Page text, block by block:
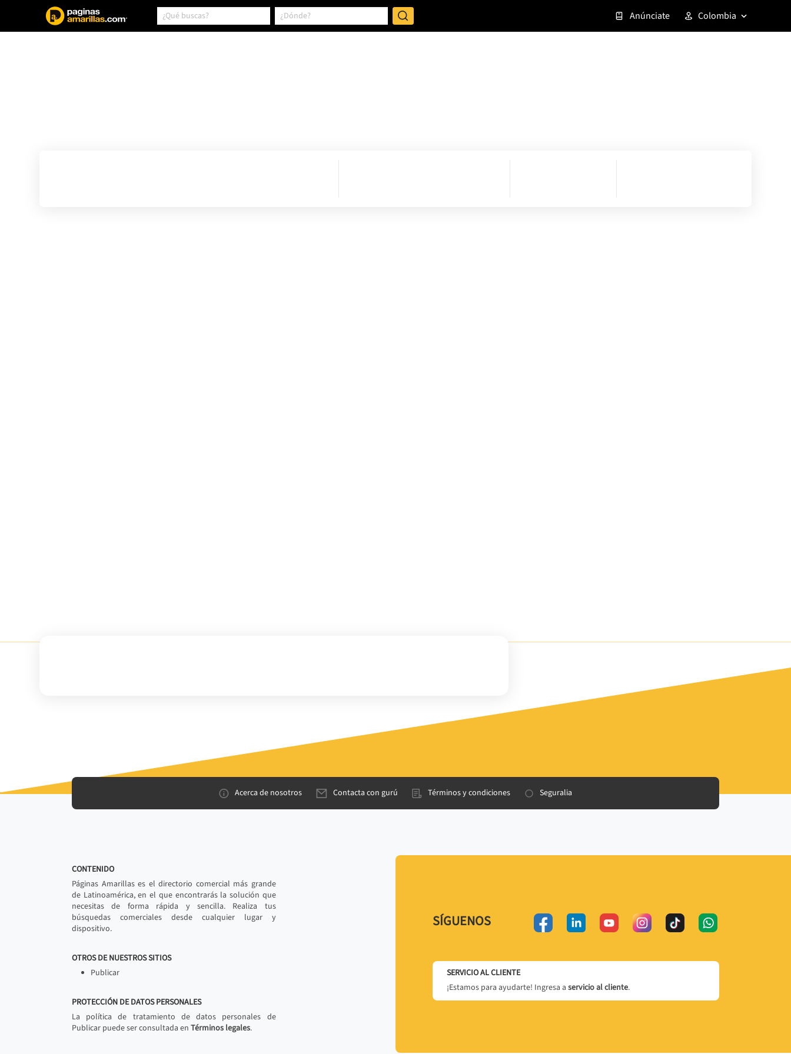
Anúnciate Colombia
Acerca de nosotros Contacta con gurú Términos y condiciones Seguralia
CONTENIDO
Páginas Amarillas es el directorio comercial más grande
de Latinoamérica, en el que encontrarás la solución que
necesitas de forma rápida y sencilla. Realiza tus
búsquedas comerciales desde cualquier lugar y
dispositivo.
OTROS DE NUESTROS SITIOS
Publicar
PROTECCIÓN DE DATOS PERSONALES
La política de tratamiento de datos personales de
Publicar puede ser consultada en Términos legales.
SÍGUENOS
SERVICIO AL CLIENTE
¡Estamos para ayudarte! Ingresa a servicio al cliente.